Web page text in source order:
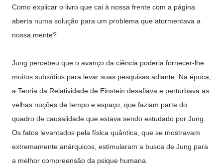
Como explicar o livro que cai à nossa frente com a página
aberta numa solução para um problema que atormentava a
nossa mente?
Jung percebeu que o avanço da ciência poderia fornecer-lhe
muitos subsídios para levar suas pesquisas adiante. Na época,
a Teoria da Relatividade de Einstein desafiava e perturbava as
velhas noções de tempo e espaço, que faziam parte do
quadro de causalidade que estava sendo estudado por Jung.
Os fatos levantados pela física quântica, que se mostravam
extremamente anárquicos, estimularam a busca de Jung para
a melhor compreensão da psique humana.